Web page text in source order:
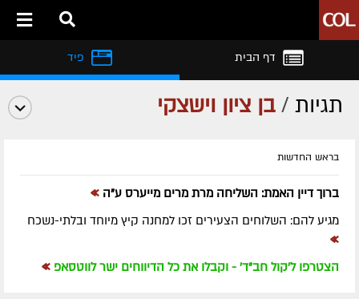
דף הבית
תגיות /בן ציון וישצקי
בראש החדשות
ברוך דיין האמת: השליחה מרת מרים מייערס ע"ה »
מגיע להם: השלוחים הצעירים זכו למחנה קיץ מיוחד ובלתי-נשכח
»
הצטרפו ל'קול חב"ד' - וקבלו את כל הדיווחים ישר לווטסאפ »